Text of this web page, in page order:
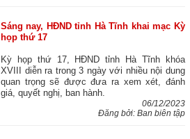
Sáng nay, HĐND tỉnh Hà Tĩnh khai mạc Kỳ
họp thứ 17
Kỳ họp thứ 17, HĐND tỉnh Hà Tĩnh khóa
XVIII diễn ra trong 3 ngày với nhiều nội dung
quan trọng sẽ được đưa ra xem xét, đánh
giá, quyết nghị, ban hành.
06/12/2023
Đăng bởi: Ban biên tập